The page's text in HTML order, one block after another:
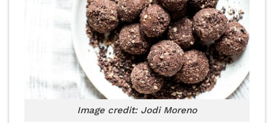
Image credit: Jodi Moreno